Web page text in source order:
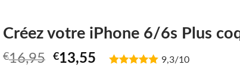
Créez votre iPhone 6/6s Plus
€16,95 Original
€13,55 Current
9,3/10